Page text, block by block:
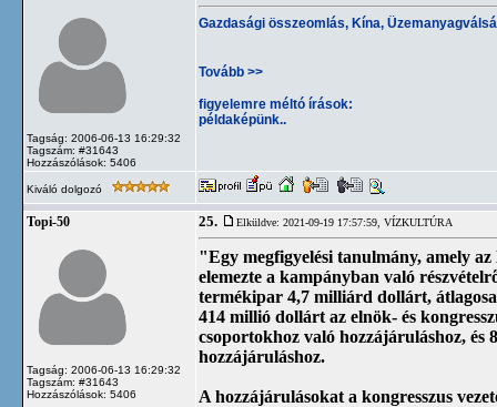
Tagság: 2006-06-13 16:29:32
Tagszám: #31643
Hozzászólások: 5406
Gazdasági összeomlás, Kína,
Tovább >>
figyelemre méltó írások:
példaképünk..
Kiváló dolgozó
Topi-50
Tagság: 2006-06-13 16:29:32
Tagszám: #31643
Hozzászólások: 5406
25. Elküldve: 2021-09-19 17:57:59, VÍZKULTÚRA
"Egy megfigyelési tanulmány, amely
elemezte a kampányban való
termékipar 4,7 milliárd dollárt,
414 millió dollárt az elnök- és
csoportokhoz való hozzájáruláshoz, és
hozzájáruláshoz.
A hozzájárulásokat a kongresszus